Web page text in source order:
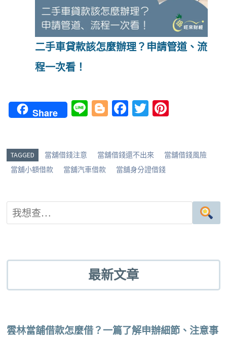
二手車貸款該怎麼辦理？申請管道、流
程一次看！
Share
Li Bl
g
er
Fa
o
o
T
er
es
TAGGED 當舖借錢注意 當舖借錢還不出來
當舖借錢風險
當舖小額借款
當舖汽車借款 當舖身分證借錢
最新文章
雲林當舖借款怎麼借？一篇了解申辦細節、注意事